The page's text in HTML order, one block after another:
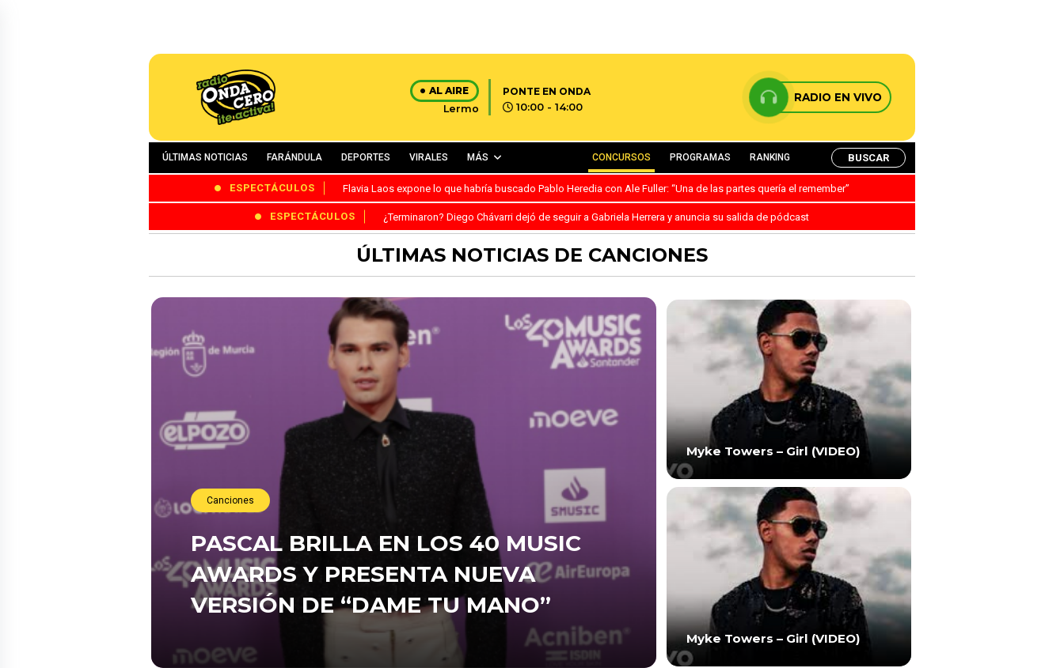
AL AIRE
Lermo
PONTE EN ONDA
10:00 - 14:00
RADIO EN VIVO
ÚLTIMAS NOTICIAS FARÁNDULA DEPORTES VIRALES MÁS CONCURSOS PROGRAMAS RANKING BUSCAR
ESPECTÁCULOS Flavia Laos expone lo que habría buscado Pablo Heredia con Ale Fuller: “Una de las partes quería el remember”
ESPECTÁCULOS ¿Terminaron? Diego Chávarri dejó de seguir a Gabriela Herrera y anuncia su salida de pódcast
ÚLTIMAS NOTICIAS DE CANCIONES
Canciones
PASCAL BRILLA EN LOS 40 MUSIC
AWARDS Y PRESENTA NUEVA
VERSIÓN DE “DAME TU MANO”
Myke Towers – Girl (VIDEO)
Myke Towers – Girl (VIDEO)